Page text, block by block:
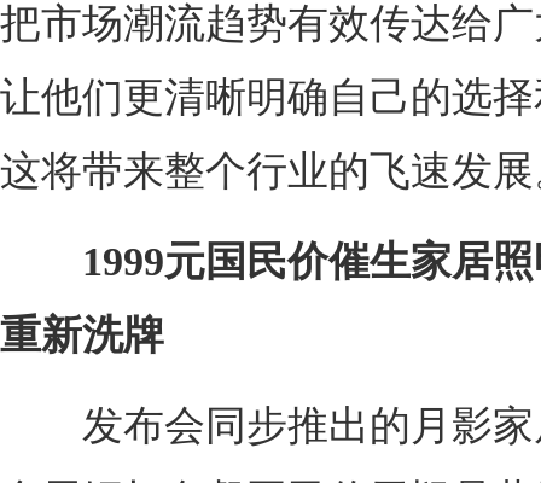
把市场潮流趋势有效传达给
让他们更清晰明确自己的选
这将带来整个行业的飞速发
1999元国民价催生家居
重新洗牌
发布会同步推出的月影家